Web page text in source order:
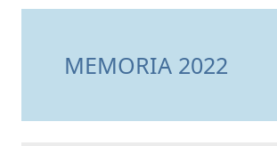
MEMORIA 2022